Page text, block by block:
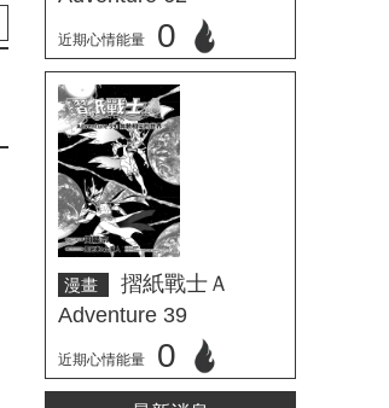
近期心情能量 0
立刻心情投票
漫畫
摺紙戰士Ａ
Adventure 39
近期心情能量 0